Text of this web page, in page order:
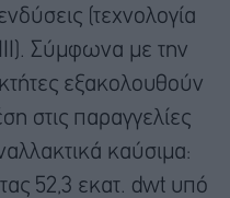
(τεχνολογία
Σύμφωνα με την
εξακολουθούν
στις παραγγελίες
καύσιμα:
52,3 εκατ. dwt υπό